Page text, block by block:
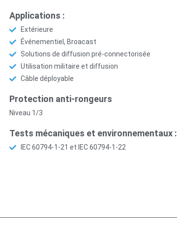
Applications :
Extérieure
Événementiel, Broacast
Solutions de diffusion pré-connectorisée
Utilisation militaire et diffusion
Câble déployable
Protection anti-rongeurs
Niveau 1/3
Tests mécaniques et environnementaux :
IEC 60794-1-21 et IEC 60794-1-22